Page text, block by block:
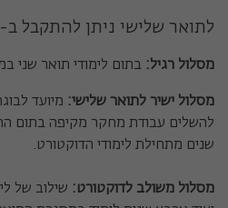
לתואר שלישי ניתן להתקבל ב-3 מסלולים:
מסלול רגיל: בתום לימודי תואר שני
מסלול ישיר לתואר שלישי: מיועד
להשלים עבודת מחקר מקיפה בתום
שנים מתחילת לימודי הדוקטורט.
מסלול משולב לדוקטורט: שילוב של